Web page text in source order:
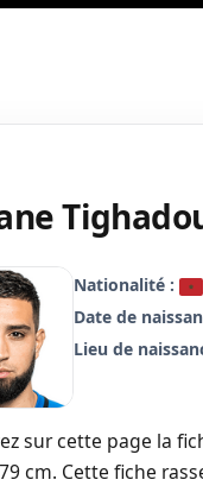
Nationalité :
Date de
Lieu de
sur cette page la
cm. Cette fiche